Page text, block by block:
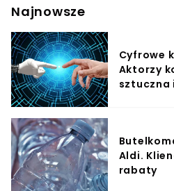
weekendu, cena gry zostanie
Podobne promocje mają zostać
graczy Xbox One i PlayStation4.
DayZ jest dostępna również za
Xbox Games Pass. DayZ –
Produkcja wytwórni Bohemia
standardowej strzelanki z
otrzymują otwarty świat, w
hordom krwiożernych zombie.
zaspokajania podstawowych
pragnienie czy opatrywanie
Do wyboru jest wiele broni,
obrony własnej.
Najnowsze
Cyfrowe
Aktorzy
Aldi.
rabaty